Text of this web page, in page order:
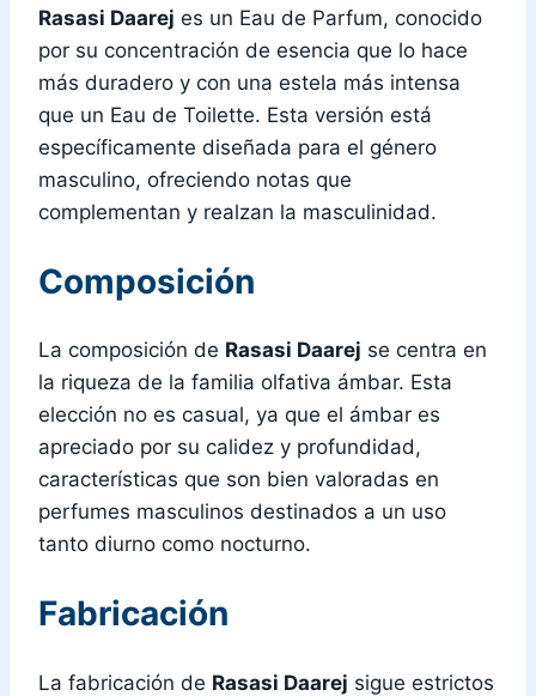
Rasasi Daarej es un Eau de Parfum, conocido
por su concentración de esencia que lo hace
más duradero y con una estela más intensa
que un Eau de Toilette. Esta versión está
específicamente diseñada para el género
masculino, ofreciendo notas que
complementan y realzan la masculinidad.
Composición
La composición de Rasasi Daarej se centra en
la riqueza de la familia olfativa ámbar. Esta
elección no es casual, ya que el ámbar es
apreciado por su calidez y profundidad,
características que son bien valoradas en
perfumes masculinos destinados a un uso
tanto diurno como nocturno.
Fabricación
La fabricación de Rasasi Daarej sigue estrictos